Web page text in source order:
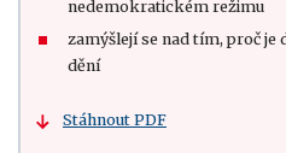
nedemokratickém režimu
zamýšlejí se nad tím, proč je
dění
Stáhnout PDF